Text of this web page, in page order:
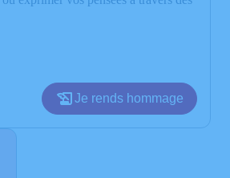
Je rends hommage